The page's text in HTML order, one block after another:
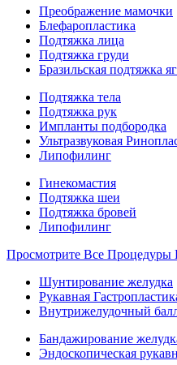
Преображение мамочки
Блефаропластика
Подтяжка лица
Подтяжка груди
Бразильская подтяжка
Подтяжка тела
Подтяжка рук
Импланты подбородка
Ультразвуковая
Липофилинг
Гинекомастия
Подтяжка шеи
Подтяжка бровей
Липофилинг
Просмотрите Все
Шунтирование желудка
Рукавная
Внутрижелудочный
Бандажирование
Эндоскопическая